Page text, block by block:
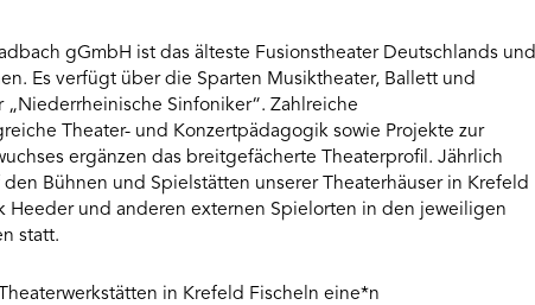
gGmbH ist das älteste Fusionstheater Deutschlands und
Es verfügt über die Sparten Musiktheater, Ballett und
Sinfoniker“. Zahlreiche
Theater- und Konzertpädagogik sowie Projekte zur
ergänzen das breitgefächerte Theaterprofil. Jährlich
Bühnen und Spielstätten unserer Theaterhäuser in Krefeld
Heeder und anderen externen Spielorten in den jeweiligen
statt.
in Krefeld Fischeln eine*n